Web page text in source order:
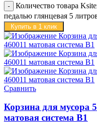
Количество товара
педалью глянцевая 5
Купить в 1 клик
Сравнить
Корзина для мусора
матовая система B1